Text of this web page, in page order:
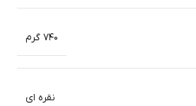
۷۴۰ گرم
نقره ای